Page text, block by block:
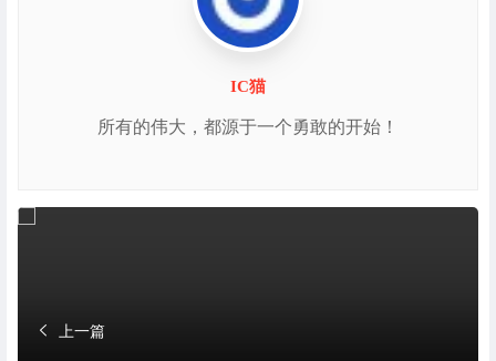
IC猫
所有的伟大，都源于一个勇敢的开始！
上一篇